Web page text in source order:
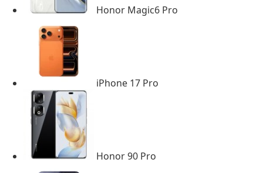
Honor Magic6 Pro
iPhone 17 Pro
Honor 90 Pro